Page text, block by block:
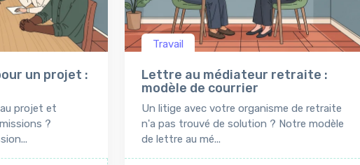
un projet :
projet et
?
Travail
Lettre au médiateur retraite :
modèle de courrier
Un litige avec votre organisme de retraite
n'a pas trouvé de solution ? Notre modèle
de lettre au mé...